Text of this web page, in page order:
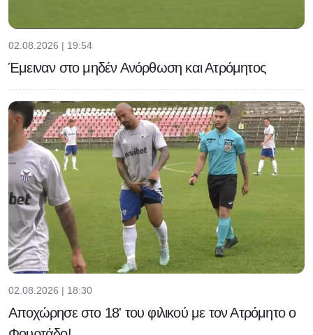
02.08.2026 | 19:54
Έμειναν στο μηδέν Ανόρθωση και Ατρόμητος
02.08.2026 | 18:30
Αποχώρησε στο 18' του φιλικού με τον Ατρόμητο ο